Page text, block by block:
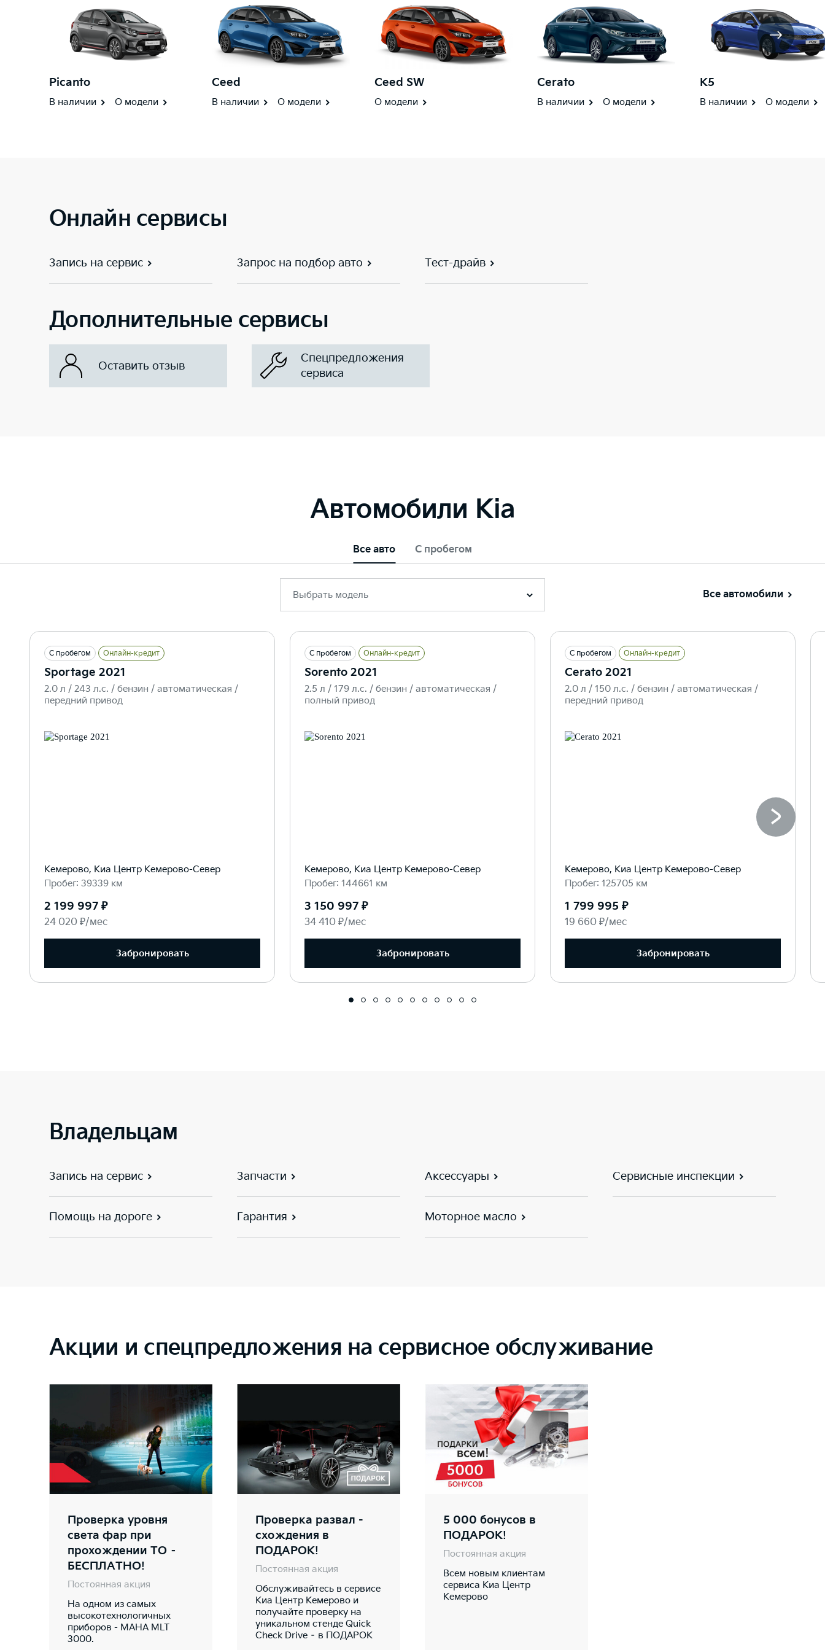
Picanto
В наличии О модели
Ceed
В наличии О модели
Ceed SW
О модели
Cerato
В наличии О модели
K5
В наличии О модели
Онлайн сервисы
Запись на сервис Запрос на подбор авто Тест-драйв
Дополнительные сервисы
Оставить отзыв
Спецпредложения
сервиса
Автомобили Kia
Все авто С пробегом
Выбрать модель Все автомобили
С пробегом Онлайн-кредит
Sportage 2021
2.0 л / 243 л.c. / бензин / автоматическая /
передний привод
Кемерово, Киа Центр Кемерово-Север
Пробег: 39339 км
2 199 997 ₽
24 020 ₽/мес
Забронировать
С пробегом Онлайн-кредит
Sorento 2021
2.5 л / 179 л.c. / бензин / автоматическая /
полный привод
Кемерово, Киа Центр Кемерово-Север
Пробег: 144661 км
3 150 997 ₽
34 410 ₽/мес
Забронировать
С пробегом Онлайн-кредит
Cerato 2021
2.0 л / 150 л.c. / бензин / автоматическая /
передний привод
Кемерово, Киа Центр Кемерово-Север
Пробег: 125705 км
1 799 995 ₽
19 660 ₽/мес
Забронировать
Владельцам
Запись на сервис Запчасти Аксессуары Сервисные инспекции
Помощь на дороге Гарантия Моторное масло
Акции и спецпредложения на сервисное обслуживание
Проверка уровня
света фар при
прохождении ТО –
БЕСПЛАТНО!
Постоянная акция
На одном из самых
высокотехнологичных
приборов - MAHA MLT
3000.
Проверка развал -
схождения в
ПОДАРОК!
Постоянная акция
Обслуживайтесь в сервисе
Киа Центр Кемерово и
получайте проверку на
уникальном стенде Quick
Check Drive – в ПОДАРОК
5 000 бонусов в
ПОДАРОК!
Постоянная акция
Всем новым клиентам
сервиса Киа Центр
Кемерово